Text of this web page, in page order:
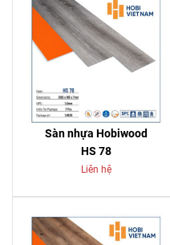
Sàn nhựa Hobiwood
HS 78
Liên hệ